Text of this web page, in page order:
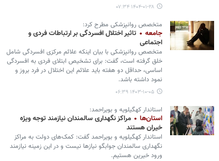
۱۴۰۴-۰۱-۲۸ ۰۷:۳۴
متخصص روانپزشکی مطرح کرد:
جامعه
تاثیر اختلال افسردگی بر ارتباطات فردی و
اجتماعی
متخصص روانپزشکی با بیان اینکه علائم مرکزی افسردگی شامل
خلق گرفته است، گفت: برای تشخیص ابتلای فردی به افسردگی
اساسی، حداقل دو هفته باید علائم این اختلال در فرد بروز و
نمود داشته باشد.
۱۴۰۳-۱۰-۰۵ ۰۶:۳۹
استاندار کهگیلویه و بویراحمد:
استان‌ها
مراکز نگهداری سالمندان نیازمند توجه ویژه
خیران هستند
استاندار کهگیلویه و بویراحمد گفت: کمک‌های دولت به مراکز
نگهداری سالمندان جوابگو نیازها نیست و در این زمینه نیازمند
ورود خیرین هستیم.